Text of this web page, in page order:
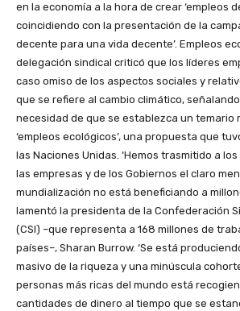
en la economía a la hora de crear ‘empleos
coincidiendo con la presentación de la
decente para una vida decente’. Empleos
delegación sindical criticó que los líderes
caso omiso de los aspectos sociales y
que se refiere al cambio climático,
necesidad de que se establezca un temario
‘empleos ecológicos’, una propuesta que
las Naciones Unidas. ‘Hemos trasmitido a
las empresas y de los Gobiernos el claro
mundialización no está beneficiando a
lamentó la presidenta de la Confederación
(CSI) –que representa a 168 millones de
países–, Sharan Burrow. ‘Se está
masivo de la riqueza y una minúscula
personas más ricas del mundo está
cantidades de dinero al tiempo que se